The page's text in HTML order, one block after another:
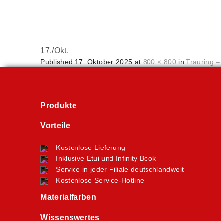
17,/Okt.
Published 17. Oktober 2025 at 800 × 800inTrauring
Produkte
Vorteile
Kostenlose Lieferung
Inklusive Etui und Infinity Book
Service in jeder Filiale deutschlandweit
Kostenlose Service-Hotline
Materialfarben
Wissenswertes